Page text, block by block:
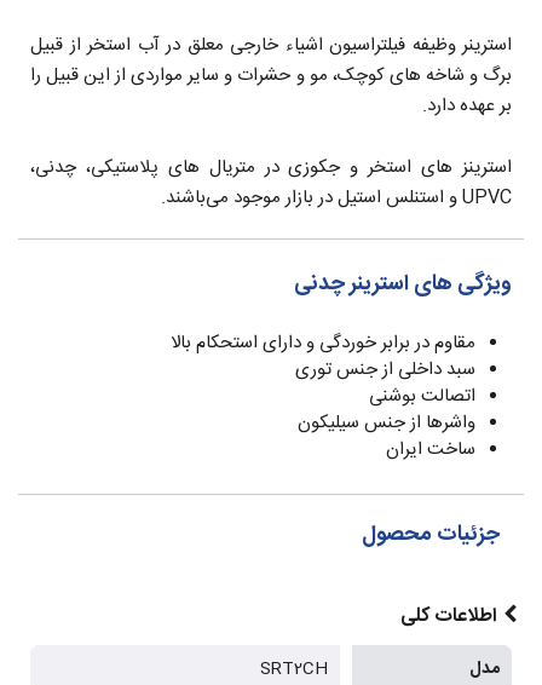
استرینر وظیفه فیلتراسیون اشیاء خارجی معلق در آب استخر از قبیل
برگ و شاخه های کوچک، مو و حشرات و سایر مواردی از این قبیل را
بر عهده دارد.
استرینز های استخر و جکوزی در متریال های پلاستیکی، چدنی،
UPVC و استنلس استیل در بازار موجود می‌باشند.
ویژگی های استرینر چدنی
مقاوم در برابر خوردگی و دارای استحکام بالا
سبد داخلی از جنس توری
اتصالت بوشنی
واشرها از جنس سیلیکون
ساخت ایران
جزئیات محصول
اطلاعات کلی
مدل SRT2CH